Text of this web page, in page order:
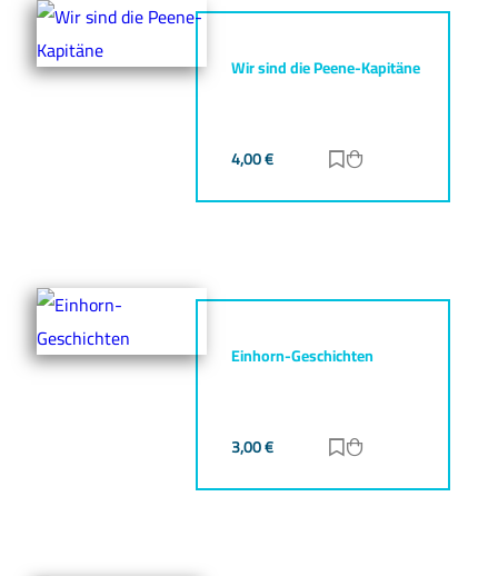
Wir sind die Peene-Kapitäne
4,00€ Zur Merkliste
Einhorn-Geschichten
3,00€ Zur Merkliste